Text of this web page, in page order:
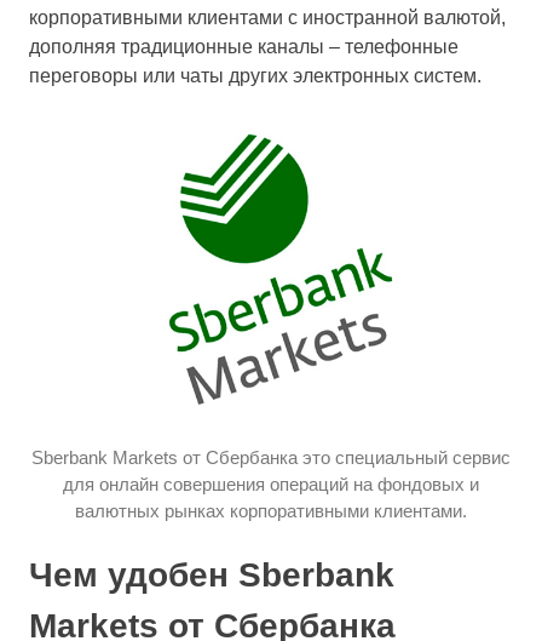
корпоративными клиентами с иностранной валютой,
дополняя традиционные каналы – телефонные
переговоры или чаты других электронных систем.
Sberbank Markets от Сбербанка это специальный сервис
для онлайн совершения операций на фондовых и
валютных рынках корпоративными клиентами.
Чем удобен Sberbank
Markets от Сбербанка